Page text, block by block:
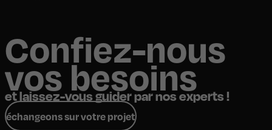
Confiez-nous
vos besoins
et laissez-vous guider par nos experts !
échangeons sur votre projet